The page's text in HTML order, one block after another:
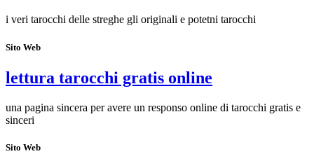
i veri tarocchi delle streghe gli originali e potetni tarocchi
Sito Web
lettura tarocchi gratis online
una pagina sincera per avere un responso online di tarocchi gratis e
sinceri
Sito Web